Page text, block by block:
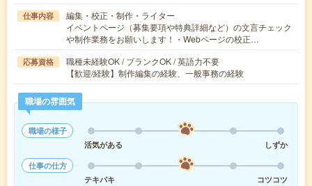
仕事内容
編集・校正・制作・ライター
イベントページ（募集要項や特典詳細など）の文言チェック
や制作業務をお願いします！・Webページの校正…
応募資格
職種未経験OK / ブランクOK / 英語力不要
【歓迎/経験】制作編集の経験、一般事務の経験
職場の雰囲気
職場の様子
活気がある
しずか
仕事の仕方
テキパキ
コツコツ